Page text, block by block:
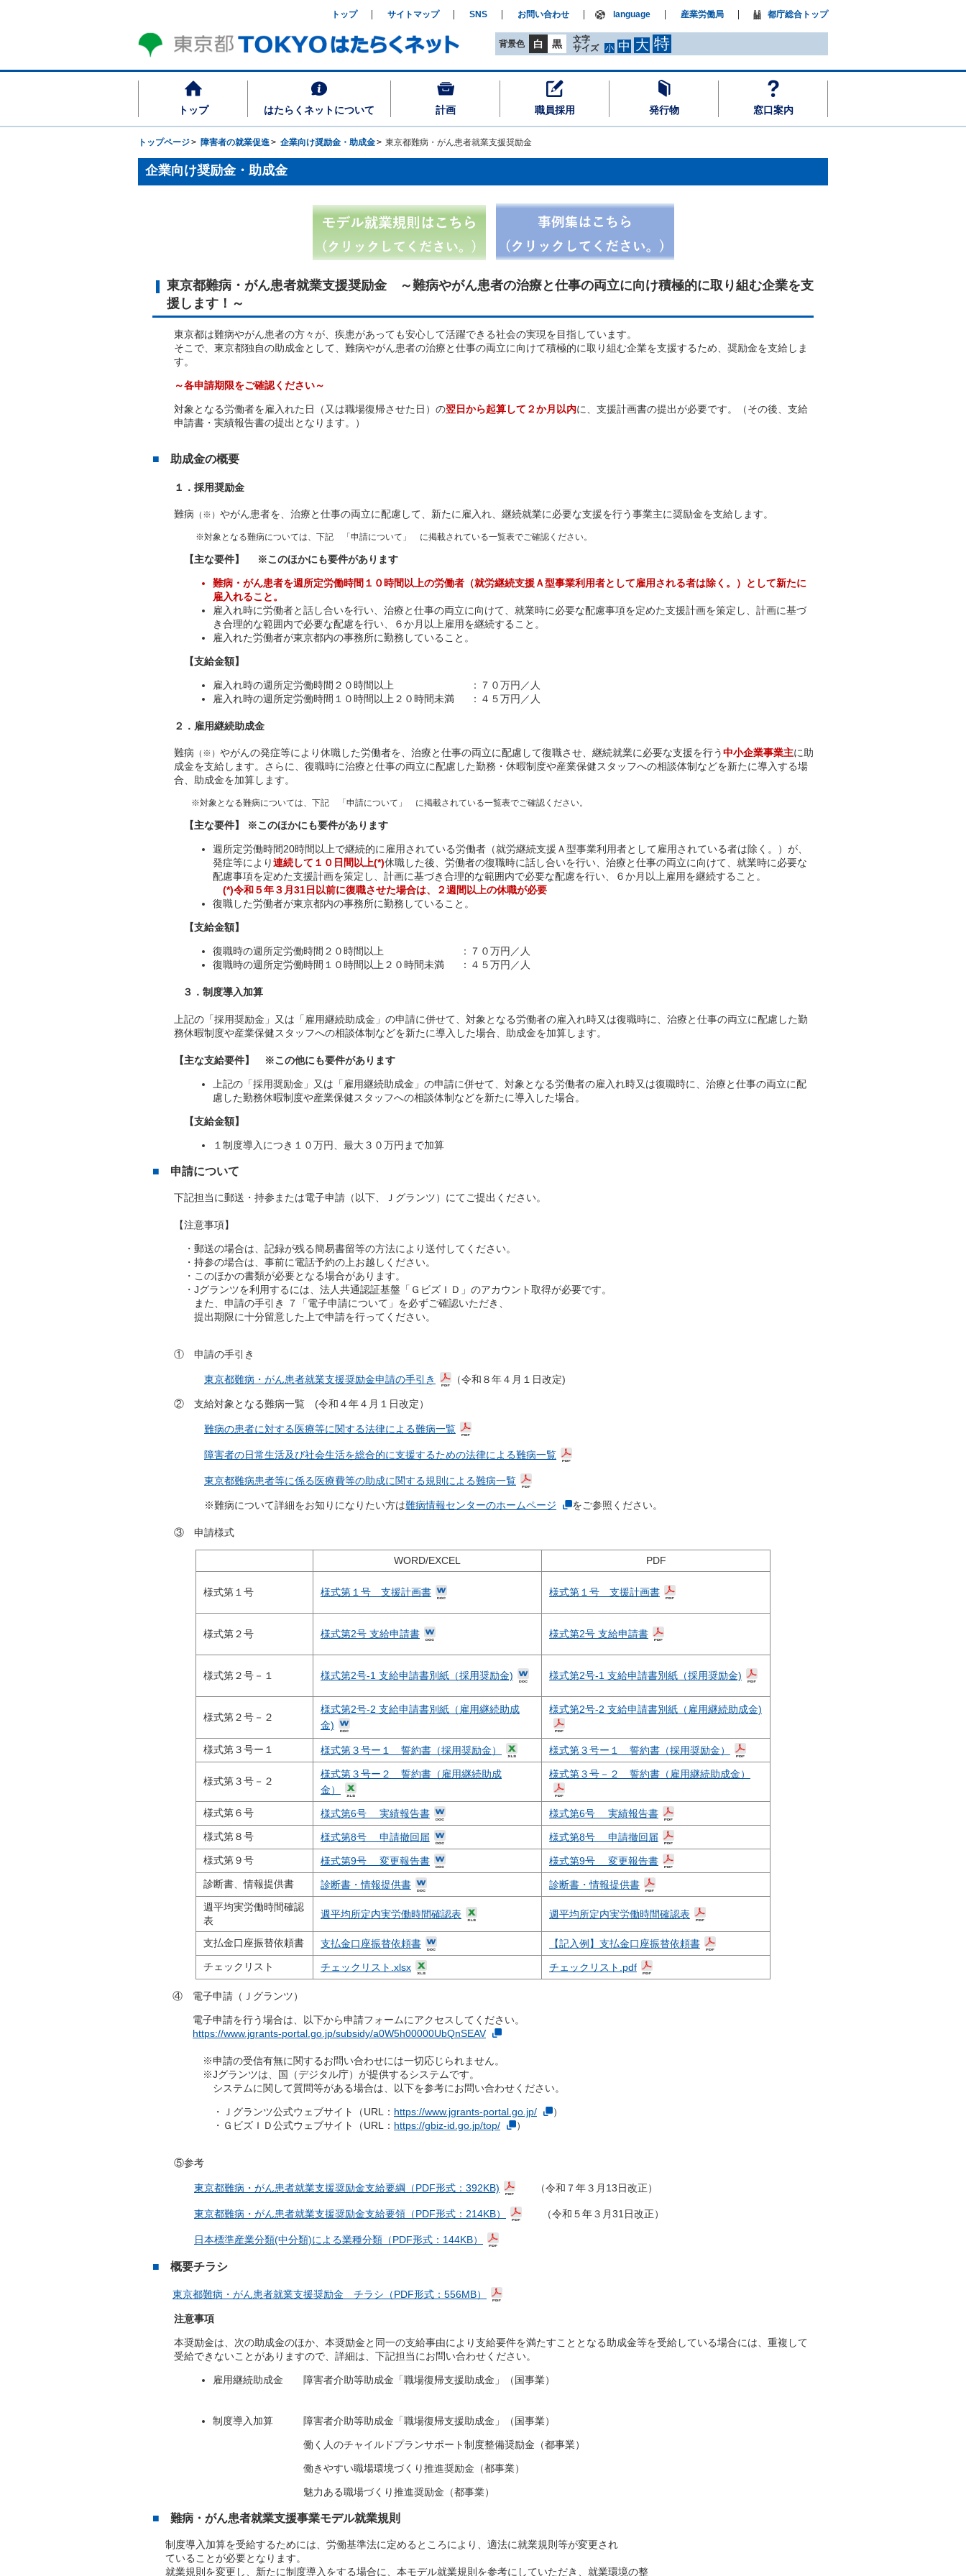
トップ はたらくネットについて 計画 職員採用 発行物 窓口案内
背景色 白 黒
文字
サイズ
小 中 大 特
トップ サイトマップ SNS お問い合わせ language 産業労働局 都庁総合トップ
トップページ 障害者の就業促進 企業向け奨励金・助成金 東京都難病・がん患者就業支援奨励金
企業向け奨励金・助成金
東京都難病・がん患者就業支援奨励金 ～難病やがん患者の治療と仕事の両立に向け積極的に取り組む企業を支
援します！～
東京都は難病やがん患者の方々が、疾患があっても安心して活躍できる社会の実現を目指しています。
そこで、東京都独自の助成金として、難病やがん患者の治療と仕事の両立に向けて積極的に取り組む企業を支援するため、奨励金を支給しま
す。
～各申請期限をご確認ください～
対象となる労働者を雇入れた日（又は職場復帰させた日）の翌日から起算して２か月以内に、支援計画書の提出が必要です。（その後、支給
申請書・実績報告書の提出となります。）
助成金の概要
１．採用奨励金
難病 （※） やがん患者を、治療と仕事の両立に配慮して、新たに雇入れ、継続就業に必要な支援を行う事業主に奨励金を支給します。
※対象となる難病については、下記 「申請について」 に掲載されている一覧表でご確認ください。
【主な要件】 ※このほかにも要件があります
難病・がん患者を週所定労働時間１０時間以上の労働者（就労継続支援Ａ型事業利用者として雇用される者は除く。）として新たに
雇入れること。
雇入れ時に労働者と話し合いを行い、治療と仕事の両立に向けて、就業時に必要な配慮事項を定めた支援計画を策定し、計画に基づ
き合理的な範囲内で必要な配慮を行い、６か月以上雇用を継続すること。
雇入れた労働者が東京都内の事務所に勤務していること。
【支給金額】
雇入れ時の週所定労働時間２０時間以上 ：７０万円／人
雇入れ時の週所定労働時間１０時間以上２０時間未満 ：４５万円／人
２．雇用継続助成金
難病 （※） やがんの発症等により休職した労働者を、治療と仕事の両立に配慮して復職させ、継続就業に必要な支援を行う中小企業事業主に助
成金を支給します。さらに、復職時に治療と仕事の両立に配慮した勤務・休暇制度や産業保健スタッフへの相談体制などを新たに導入する場
合、助成金を加算します。
※対象となる難病については、下記 「申請について」 に掲載されている一覧表でご確認ください。
【主な要件】 ※このほかにも要件があります
週所定労働時間20時間以上で継続的に雇用されている労働者（就労継続支援Ａ型事業利用者として雇用されている者は除く。）が、
発症等により連続して１０日間以上(*)休職した後、労働者の復職時に話し合いを行い、治療と仕事の両立に向けて、就業時に必要な
配慮事項を定めた支援計画を策定し、計画に基づき合理的な範囲内で必要な配慮を行い、６か月以上雇用を継続すること。
(*)令和５年３月31日以前に復職させた場合は、２週間以上の休職が必要
復職した労働者が東京都内の事務所に勤務していること。
【支給金額】
復職時の週所定労働時間２０時間以上 ：７０万円／人
復職時の週所定労働時間１０時間以上２０時間未満 ：４５万円／人
３．制度導入加算
上記の「採用奨励金」又は「雇用継続助成金」の申請に併せて、対象となる労働者の雇入れ時又は復職時に、治療と仕事の両立に配慮した勤
務休暇制度や産業保健スタッフへの相談体制などを新たに導入した場合、助成金を加算します。
【主な支給要件】 ※この他にも要件があります
上記の「採用奨励金」又は「雇用継続助成金」の申請に併せて、対象となる労働者の雇入れ時又は復職時に、治療と仕事の両立に配
慮した勤務休暇制度や産業保健スタッフへの相談体制などを新たに導入した場合。
【支給金額】
１制度導入につき１０万円、最大３０万円まで加算
申請について
下記担当に郵送・持参または電子申請（以下、Ｊグランツ）にてご提出ください。
【注意事項】
・郵送の場合は、記録が残る簡易書留等の方法により送付してください。
・持参の場合は、事前に電話予約の上お越しください。
・このほかの書類が必要となる場合があります。
・ Jグランツを利用するには、法人共通認証基盤「ＧビズＩＤ」のアカウント取得が必要です。
また、申請の手引き ７「電子申請について」を必ずご確認いただき、
提出期限に十分留意した上で申請を行ってください。
① 申請の手引き
東京都難病・がん患者就業支援奨励金申請の手引き （令和８年４月１日改定)
② 支給対象となる難病一覧 (令和４年４月１日改定）
難病の患者に対する医療等に関する法律による難病一覧
障害者の日常生活及び社会生活を総合的に支援するための法律による難病一覧
東京都難病患者等に係る医療費等の助成に関する規則による難病一覧
※難病について詳細をお知りになりたい方は難病情報センターのホームページ をご参照ください。
③ 申請様式
WORD/EXCEL PDF
様式第１号 様式第１号 支援計画書 様式第１号 支援計画書
様式第２号 様式第2号 支給申請書 様式第2号 支給申請書
様式第２号－１ 様式第2号-1 支給申請書別紙（採用奨励金) 様式第2号-1 支給申請書別紙（採用奨励金)
様式第２号－２
様式第2号-2 支給申請書別紙（雇用継続助成
金)
様式第2号-2 支給申請書別紙（雇用継続助成金)
様式第３号ー１ 様式第３号ー１ 誓約書（採用奨励金） 様式第３号ー１ 誓約書（採用奨励金）
様式第３号－２
様式第３号ー２ 誓約書（雇用継続助成
金）
様式第３号－２ 誓約書（雇用継続助成金）
様式第６号 様式第6号 実績報告書
様式第6号 実績報告書
様式第８号
様式第8号 申請撤回届
様式第8号 申請撤回届
様式第９号
様式第9号 変更報告書
様式第9号 変更報告書
診断書、情報提供書
診断書・情報提供書
診断書・情報提供書
週平均実労働時間確認
表
週平均所定内実労働時間確認表 週平均所定内実労働時間確認表
支払金口座振替依頼書 支払金口座振替依頼書
【記入例】支払金口座振替依頼書
チェックリスト
チェックリスト.xlsx チェックリスト.pdf
④ 電子申請（Ｊグランツ）
電子申請を行う場合は、以下から申請フォームにアクセスしてください。
https://www.jgrants-portal.go.jp/subsidy/a0W5h00000UbQnSEAV
※申請の受信有無に関するお問い合わせには一切応じられません。
※Jグランツは、国（デジタル庁）が提供するシステムです。
システムに関して質問等がある場合は、以下を参考にお問い合わせください。
・Ｊグランツ公式ウェブサイト（URL： https://www.jgrants-portal.go.jp/
）
・ＧビズＩＤ公式ウェブサイト（URL： https://gbiz-id.go.jp/top/ ）
⑤参考
東京都難病・がん患者就業支援奨励金支給要綱（PDF形式：392KB) （令和７年３月13日改正）
東京都難病・がん患者就業支援奨励金支給要領（PDF形式：214KB） （令和５年３月31日改正）
日本標準産業分類(中分類)による業種分類（PDF形式：144KB）
概要チラシ
東京都難病・がん患者就業支援奨励金 チラシ（PDF形式：556MB）
注意事項
本奨励金は、次の助成金のほか、本奨励金と同一の支給事由により支給要件を満たすこととなる助成金等を受給している場合には、重複して
受給できないことがありますので、詳細は、下記担当にお問い合わせください。
雇用継続助成金 障害者介助等助成金「職場復帰支援助成金」（国事業）
制度導入加算 障害者介助等助成金「職場復帰支援助成金」（国事業）
働く人のチャイルドプランサポート制度整備奨励金（都事業）
働きやすい職場環境づくり推進奨励金（都事業）
魅力ある職場づくり推進奨励金（都事業）
難病・がん患者就業支援事業モデル就業規則
制度導入加算を受給するためには、労働基準法に定めるところにより、適法に就業規則等が変更され
ていることが必要となります。
就業規則を変更し、新たに制度導入をする場合に、本モデル就業規則を参考にしていただき、就業環境の整